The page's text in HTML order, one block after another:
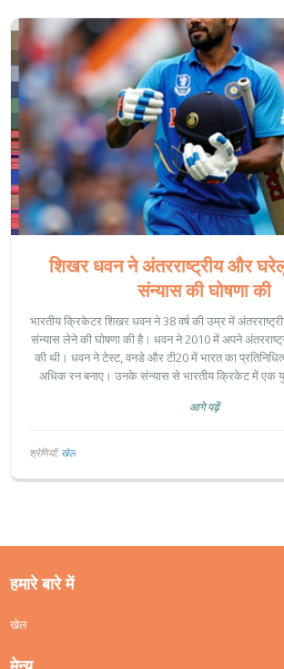
शिखर धवन ने अंतरराष्ट्रीय और
संन्यास की घोषणा की
भारतीय क्रिकेटर शिखर धवन ने 38 वर्ष की उम्र में
संन्यास लेने की घोषणा की है। धवन ने 2010 में अपने
की थी। धवन ने टेस्ट, वनडे और टी20 में भारत का
अधिक रन बनाए। उनके संन्यास से भारतीय क्रिकेट में एक
आगे पढ़ें
श्रेणियाँ: खेल
हमारे बारे में
खेल